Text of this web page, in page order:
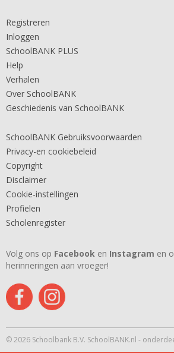
Registreren
Inloggen
SchoolBANK PLUS
Help
Verhalen
Over SchoolBANK
Geschiedenis van SchoolBANK
SchoolBANK Gebruiksvoorwaarden
Privacy-en cookiebeleid
Copyright
Disclaimer
Cookie-instellingen
Profielen
Scholenregister
Volg ons op Facebook en Instagram en
herinneringen aan vroeger!
© 2026 Schoolbank B.V. SchoolBANK.nl -